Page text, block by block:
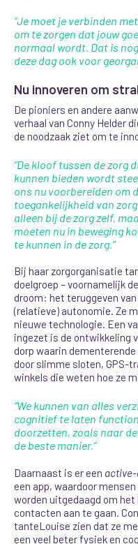
“Je moet je verbinden
om te zorgen dat jouw
normaal wordt. Dat is
deze dag ook voor
Nu innoveren om
De pioniers en andere
verhaal van Conny Helder
de noodzaak ziet om te
“De kloof tussen de zorg
kunnen bieden wordt
ons nu voorbereiden om
toegankelijkheid van
alleen bij de zorg zelf,
moeten nu in beweging
te kunnen in de zorg.”
Bij haar zorgorganisatie
doelgroep – voornamelijk
droom: het teruggeven
(relatieve) autonomie. Ze
nieuwe technologie. Een
ingezet is de ontwikkeling
dorp waarin
door slimme sloten, GPS-
winkels die weten hoe ze
“We kunnen van alles
cognitief te laten
doorzetten, zoals naar
de beste manier.”
Daarnaast is er een
een app, waardoor
worden uitgedaagd om
contacten aan te gaan.
tanteLouise zien dat ze
een veel beter fysiek en